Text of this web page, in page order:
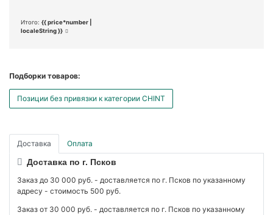
Итого: {{ price*number |
localeString }}
Подборки товаров:
Позиции без привязки к категории CHINT
Доставка Оплата
Доставка по г. Псков
Заказ до 30 000 руб. - доставляется по г. Псков по указанному
адресу - стоимость 500 руб.
Заказ от 30 000 руб. - доставляется по г. Псков по указанному